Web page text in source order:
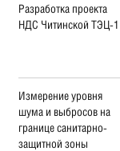
Разработка проекта
НДС Читинской ТЭЦ-1
Измерение уровня
шума и выбросов на
границе санитарно-
защитной зоны